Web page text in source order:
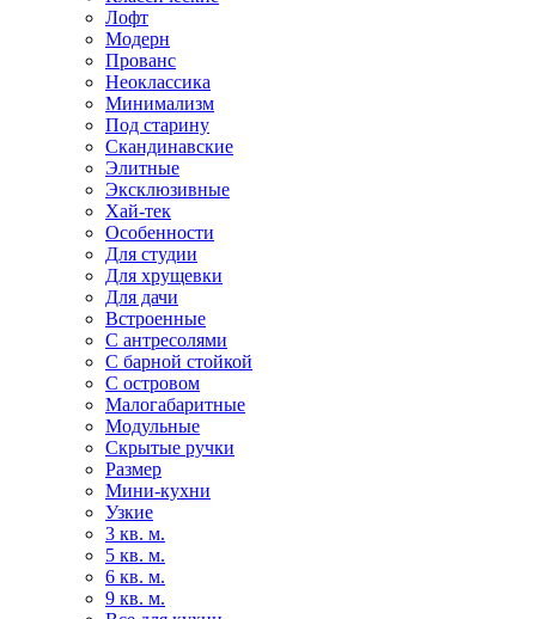
Лофт
Модерн
Прованс
Неоклассика
Минимализм
Под старину
Скандинавские
Элитные
Эксклюзивные
Хай-тек
Особенности
Для студии
Для хрущевки
Для дачи
Встроенные
С антресолями
С барной стойкой
С островом
Малогабаритные
Модульные
Скрытые ручки
Размер
Мини-кухни
Узкие
3 кв. м.
5 кв. м.
6 кв. м.
9 кв. м.